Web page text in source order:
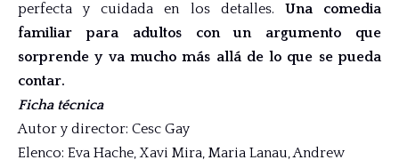
perfecta y cuidada en los detalles. Una comedia
familiar para adultos con un argumento que
sorprende y va mucho más allá de lo que se pueda
contar.
Ficha técnica
Autor y director: Cesc Gay
Elenco: Eva Hache, Xavi Mira, Maria Lanau, Andrew